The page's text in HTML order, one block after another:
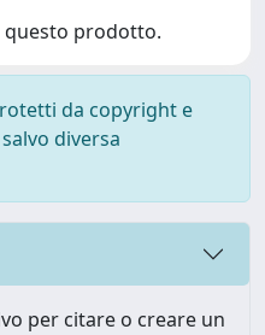
questo prodotto.
da copyright e
diversa
per citare o creare un